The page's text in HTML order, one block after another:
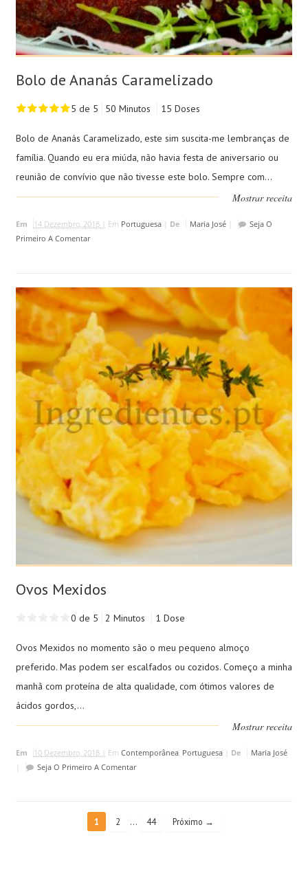
Bolo de Ananás Caramelizado
5 de 5 50 Minutos 15 Doses
Bolo de Ananás Caramelizado, este sim suscita-me lembranças de
família. Quando eu era miúda, não havia festa de aniversario ou
reunião de convívio que não tivesse este bolo. Sempre com...
Mostrar receita
Em 14 Dezembro, 2018 | Em Portuguesa| De Maria José|
Seja O
Primeiro A Comentar
Ovos Mexidos
0 de 5 2 Minutos 1 Dose
Ovos Mexidos no momento são o meu pequeno almoço
preferido. Mas podem ser escalfados ou cozidos. Começo a minha
manhã com proteína de alta qualidade, com ótimos valores de
ácidos gordos,...
Mostrar receita
Em 10 Dezembro, 2018 | Em Contemporânea, Portuguesa| De
Maria José
Seja O Primeiro A Comentar
1 2 … 44 Próximo →